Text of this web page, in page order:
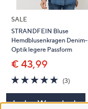
SALE
STRANDFEIN Bluse
Hemdblusenkragen Denim-
Optik legere Passform
€ 43,99
4.7
von
(3)3
In den Warenkorb